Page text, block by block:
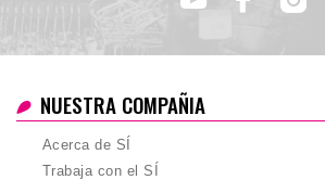
NUESTRA COMPAÑIA
Acerca de SÍ
Trabaja con el SÍ